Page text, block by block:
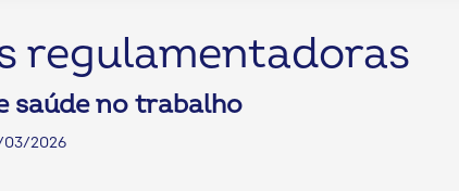
regulamentadoras
saúde no trabalho
03/2026